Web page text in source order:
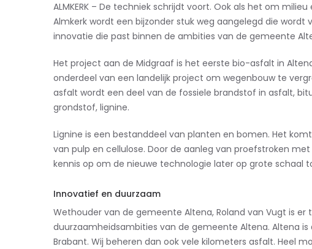
ALMKERK – De techniek schrijdt voort. Ook als het om
Almkerk wordt een bijzonder stuk weg aangelegd die
innovatie die past binnen de ambities van de gemeente
Het project aan de Midgraaf is het eerste bio-asfalt in
onderdeel van een landelijk project om wegenbouw te
asfalt wordt een deel van de fossiele brandstof in asfalt,
grondstof, lignine.
Lignine is een bestanddeel van planten en bomen. Het
van pulp en cellulose. Door de aanleg van proefstroken
kennis op om de nieuwe technologie later op grote schaal
Innovatief en duurzaam
Wethouder van de gemeente Altena, Roland van Vugt is
duurzaamheidsambities van de gemeente Altena. Altena
Brabant. Wij beheren dan ook vele kilometers asfalt. Heel